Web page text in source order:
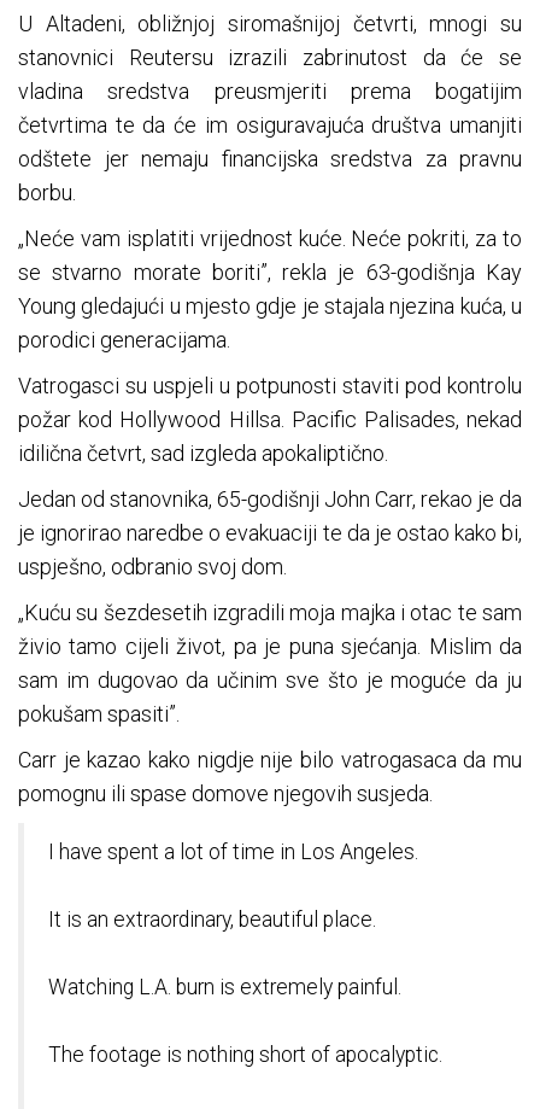
U Altadeni, obližnjoj siromašnijoj četvrti, mnogi su
stanovnici Reutersu izrazili zabrinutost da će se
vladina sredstva preusmjeriti prema bogatijim
četvrtima te da će im osiguravajuća društva umanjiti
odštete jer nemaju financijska sredstva za pravnu
borbu.
„Neće vam isplatiti vrijednost kuće. Neće pokriti, za to
se stvarno morate boriti”, rekla je 63-godišnja Kay
Young gledajući u mjesto gdje je stajala njezina kuća, u
porodici generacijama.
Vatrogasci su uspjeli u potpunosti staviti pod kontrolu
požar kod Hollywood Hillsa. Pacific Palisades, nekad
idilična četvrt, sad izgleda apokaliptično.
Jedan od stanovnika, 65-godišnji John Carr, rekao je da
je ignorirao naredbe o evakuaciji te da je ostao kako bi,
uspješno, odbranio svoj dom.
„Kuću su šezdesetih izgradili moja majka i otac te sam
živio tamo cijeli život, pa je puna sjećanja. Mislim da
sam im dugovao da učinim sve što je moguće da ju
pokušam spasiti”.
Carr je kazao kako nigdje nije bilo vatrogasaca da mu
pomognu ili spase domove njegovih susjeda.
I have spent a lot of time in Los Angeles.
It is an extraordinary, beautiful place.
Watching L.A. burn is extremely painful.
The footage is nothing short of apocalyptic.